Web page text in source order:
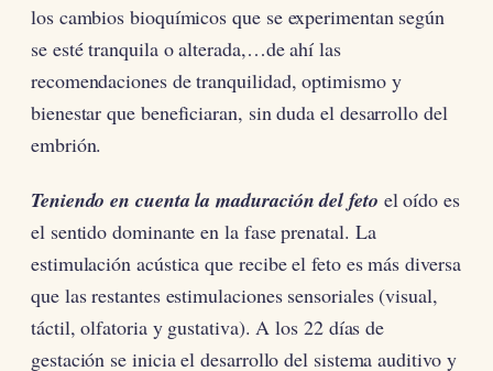
los cambios bioquímicos que se experimentan según
se esté tranquila o alterada,…de ahí las
recomendaciones de tranquilidad, optimismo y
bienestar que beneficiaran, sin duda el desarrollo del
embrión.
Teniendo en cuenta la maduración del feto el oído es
el sentido dominante en la fase prenatal. La
estimulación acústica que recibe el feto es más diversa
que las restantes estimulaciones sensoriales (visual,
táctil, olfatoria y gustativa). A los 22 días de
gestación se inicia el desarrollo del sistema auditivo y